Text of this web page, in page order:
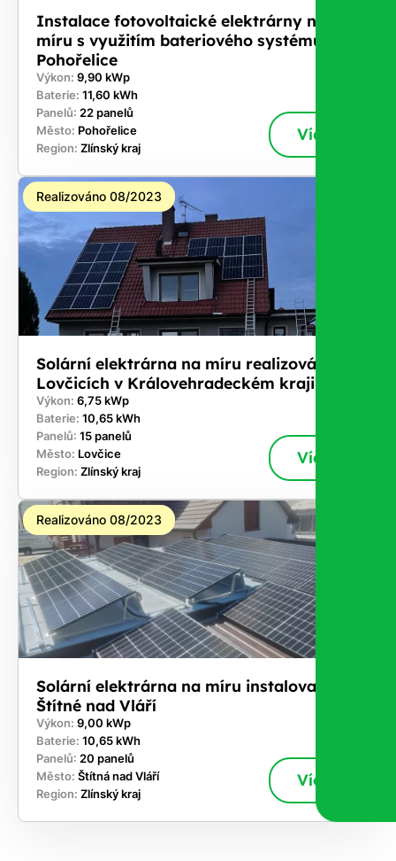
Instalace fotovoltaické elektrárny na
míru s využitím bateriového systému -
Pohořelice
Výkon: 9,90 kWp
Baterie: 11,60 kWh
Panelů: 22 panelů
Město: Pohořelice
Region: Zlínský kraj
Více
Realizováno 08/2023
Solární elektrárna na míru realizována v
Lovčicích v Královehradeckém kraji
Výkon: 6,75 kWp
Baterie: 10,65 kWh
Panelů: 15 panelů
Město: Lovčice
Region: Zlínský kraj
Více
Realizováno 08/2023
Solární elektrárna na míru instalovaná v
Štítné nad Vláří
Výkon: 9,00 kWp
Baterie: 10,65 kWh
Panelů: 20 panelů
Město: Štítná nad Vláří
Region: Zlínský kraj
Více